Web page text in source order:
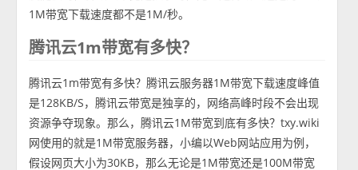
1M带宽下载速度都不是1M/秒。
腾讯云1m带宽有多快？
腾讯云1m带宽有多快？腾讯云服务器1M带宽下载速度峰值
是128KB/S，腾讯云带宽是独享的，网络高峰时段不会出现
资源争夺现象。那么，腾讯云1M带宽到底有多快？txy.wiki
网使用的就是1M带宽服务器，小编以Web网站应用为例，
假设网页大小为30KB，那么无论是1M带宽还是100M带宽